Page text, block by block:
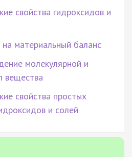
свойства гидроксидов и
материальный баланс
молекулярной и
вещества
свойства простых
и солей